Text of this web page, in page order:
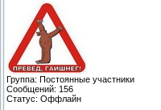
Группа: Постоянные участники
Сообщений: 156
Статус: Оффлайн